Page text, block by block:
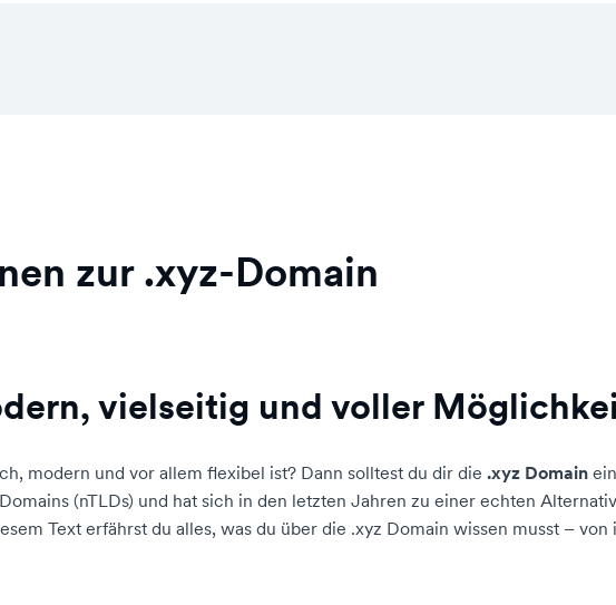
zur .xyz-Domain
vielseitig und voller
modern und vor allem flexibel ist? Dann solltest du dir die .xyz Domain
(nTLDs) und hat sich in den letzten Jahren zu einer echten
Text erfährst du alles, was du über die .xyz Domain wissen musst –